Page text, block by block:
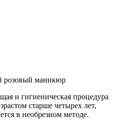
и гигиеническая процедура
старше четырех лет,
в необрезном методе.